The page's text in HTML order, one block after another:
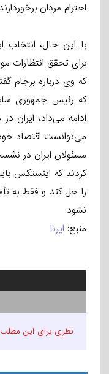
احترام مردان
با این حال، انتخاب
برای تحقق انتظارات
که وی درباره برجام
که رئیس جمهوری
ادامه می‌داد،
می‌توانست اقتصاد
مسئولان ایران در
کردند که اینستکس
را حل کند و فقط به
نشود.
منبع: ایرنا
نظری برای این